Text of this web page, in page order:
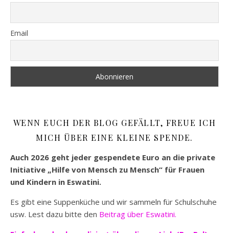
Email
WENN EUCH DER BLOG GEFÄLLT, FREUE ICH
MICH ÜBER EINE KLEINE SPENDE.
Auch 2026 geht jeder gespendete Euro an die private
Initiative „Hilfe von Mensch zu Mensch“ für Frauen
und Kindern in Eswatini.
Es gibt eine Suppenküche und wir sammeln für Schulschuhe
usw. Lest dazu bitte den Beitrag über Eswatini.